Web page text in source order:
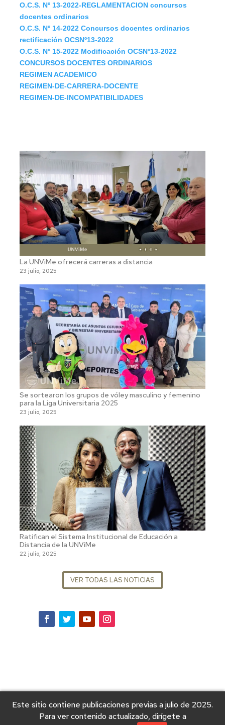
O.C.S. Nº 13-2022-REGLAMENTACION concursos
docentes ordinarios
O.C.S. Nº 14-2022 Concursos docentes ordinarios
rectificación OCSNº13-2022
O.C.S. Nº 15-2022 Modificación OCSNº13-2022
CONCURSOS DOCENTES ORDINARIOS
REGIMEN ACADEMICO
REGIMEN-DE-CARRERA-DOCENTE
REGIMEN-DE-INCOMPATIBILIDADES
La UNViMe ofrecerá carreras a distancia
23 julio, 2025
Se sortearon los grupos de vóley masculino y femenino
para la Liga Universitaria 2025
23 julio, 2025
Ratifican el Sistema Institucional de Educación a
Distancia de la UNViMe
22 julio, 2025
VER TODAS LAS NOTICIAS
Este sitio contiene publicaciones previas a julio de 2025.
Para ver contenido actualizado, dirígete a